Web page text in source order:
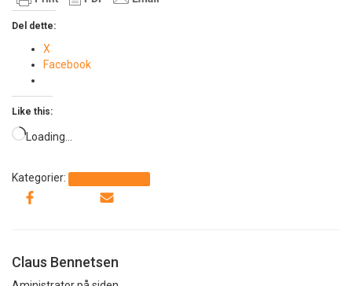
Del dette:
X
Facebook
Like this:
Loading…
Kategorier:
Claus Bennetsen